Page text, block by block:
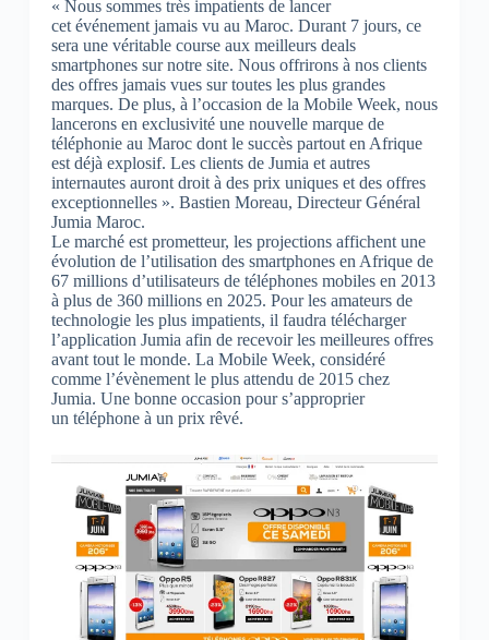
« Nous sommes très impatients de lancer
cet événement jamais vu au Maroc. Durant 7 jours, ce
sera une véritable course aux meilleurs deals
smartphones sur notre site. Nous offrirons à nos clients
des offres jamais vues sur toutes les plus grandes
marques. De plus, à l’occasion de la Mobile Week, nous
lancerons en exclusivité une nouvelle marque de
téléphonie au Maroc dont le succès partout en Afrique
est déjà explosif. Les clients de Jumia et autres
internautes auront droit à des prix uniques et des offres
exceptionnelles ». Bastien Moreau, Directeur Général
Jumia Maroc.
Le marché est prometteur, les projections affichent une
évolution de l’utilisation des smartphones en Afrique de
67 millions d’utilisateurs de téléphones mobiles en 2013
à plus de 360 millions en 2025. Pour les amateurs de
technologie les plus impatients, il faudra télécharger
l’application Jumia afin de recevoir les meilleures offres
avant tout le monde. La Mobile Week, considéré
comme l’évènement le plus attendu de 2015 chez
Jumia. Une bonne occasion pour s’approprier
un téléphone à un prix rêvé.